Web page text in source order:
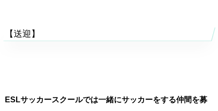
【送迎】
ESLサッカースクールでは一緒にサッカーをする仲間を募